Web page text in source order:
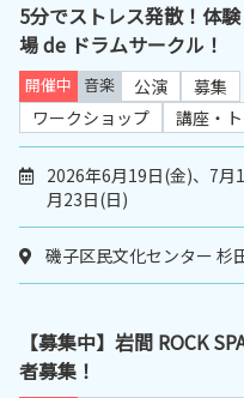
5分でストレス発散！体
場 de ドラムサークル！
開催中 音楽 公演
募集
ワークショップ
講座・
2026年6月19日(金)、7月
月23日(日)
磯子区民文化センター 杉
【募集中】岩間 ROCK
者募集！